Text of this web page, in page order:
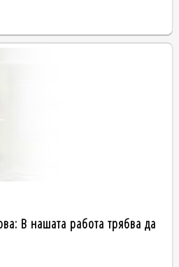
В нашата работа трябва да